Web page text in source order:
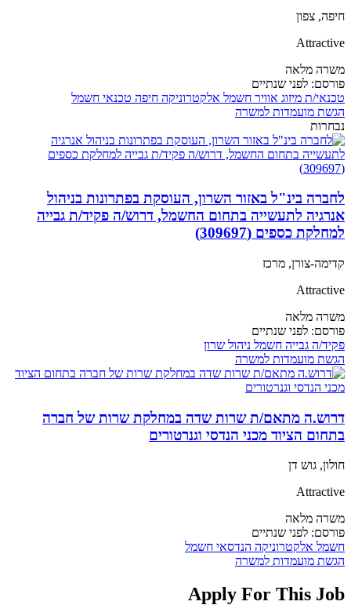
חיפה, צפון
Attractive
משרה מלאה
פורסם: לפני שנתיים
טכנאי/ת מיזוג אוויר חשמל אלקטרוניקה חיפה טכנאי חשמל
הגשת מועמדות למשרה
נבחרות
לחברה בינ"ל באזור השרון, העוסקת בפתרונות בניהול
אנרגיה לתעשייה בתחום החשמל, דרוש/ה פקיד/ת גבייה
למחלקת כספים (309697)
קדימה-צורן, מרכז
Attractive
משרה מלאה
פורסם: לפני שנתיים
פקיד/ה גבייה חשמל ניהול שרון
הגשת מועמדות למשרה
דרוש.ה מתאם/ת שרות שדה במחלקת שרות של חברה
בתחום הציוד מכני הנדסי וגנרטורים
חולון, גוש דן
Attractive
משרה מלאה
פורסם: לפני שנתיים
חשמל אלקטרוניקה הנדסאי חשמל
הגשת מועמדות למשרה
Apply For This Job